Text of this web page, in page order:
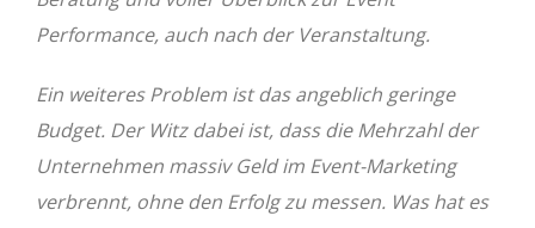
Performance, auch nach der Veranstaltung.
Ein weiteres Problem ist das angeblich geringe
Budget. Der Witz dabei ist, dass die Mehrzahl der
Unternehmen massiv Geld im Event-Marketing
verbrennt, ohne den Erfolg zu messen. Was hat es